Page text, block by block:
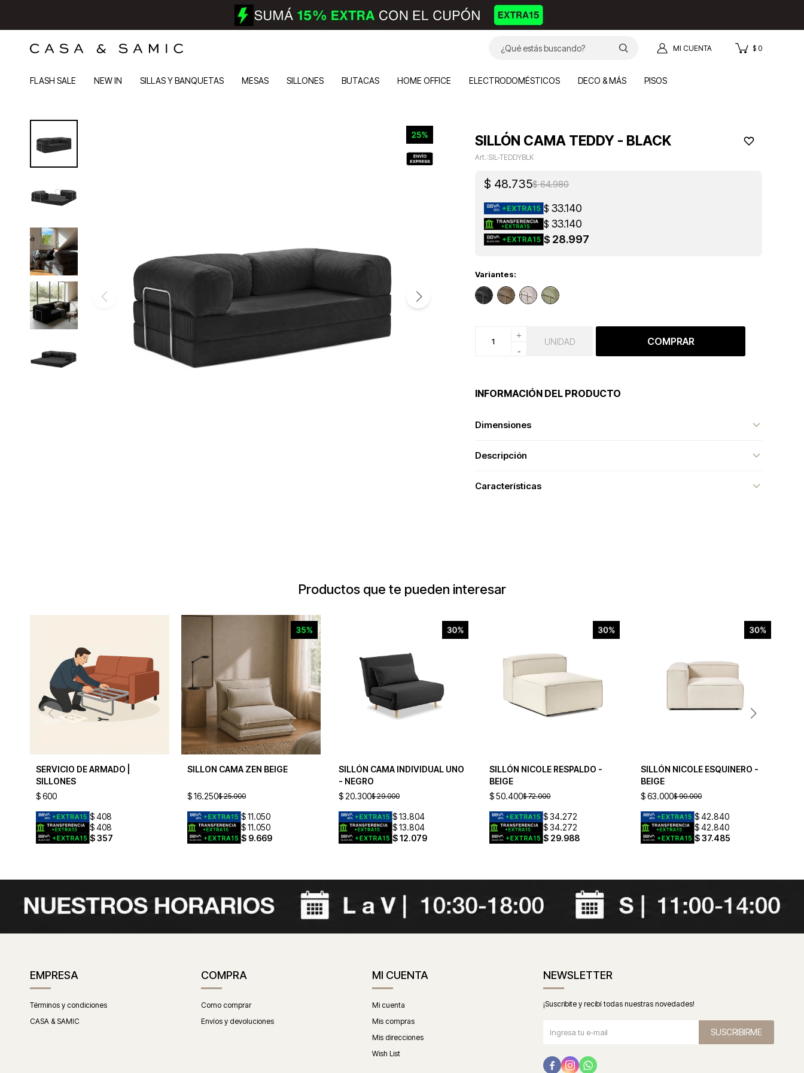
FLASH SALE NEW IN SILLAS Y BANQUETAS MESAS SILLONES BUTACAS HOME OFFICE ELECTRODOMÉSTICOS DECO & MÁS PISOS
$ 0
SILLÓN CAMA TEDDY - BLACK
SIL-TEDDYBLK
$ 48.735$ 64.980
$ 33.140
$ 33.140
$ 28.997
Variantes:
+
-
UNIDAD COMPRAR
INFORMACIÓN DEL PRODUCTO
Dimensiones
Descripción
Características
Productos que te pueden interesar
SERVICIO DE ARMADO |
SILLONES
$600
$408
$408
$357
SILLON CAMA ZEN BEIGE
$16.250$ 25.000
$11.050
$11.050
$ 9.669
SILLÓN CAMA INDIVIDUAL UNO
- NEGRO
$ 20.300$ 29.000
$ 13.804
$ 13.804
$ 12.079
SILLÓN NICOLE RESPALDO -
BEIGE
$50.400$ 72.000
$34.272
$34.272
$ 29.988
SILLÓN NICOLE ESQUINERO -
BEIGE
$63.000$ 90.000
$42.840
$42.840
$37.485
EMPRESA
Términos y condiciones
CASA & SAMIC
COMPRA
Como comprar
Envíos y devoluciones
MI CUENTA
Mi cuenta
Mis compras
Mis direcciones
Wish List
NEWSLETTER
¡Suscribite y recibí todas nuestras novedades!
SUSCRIBIRME
  